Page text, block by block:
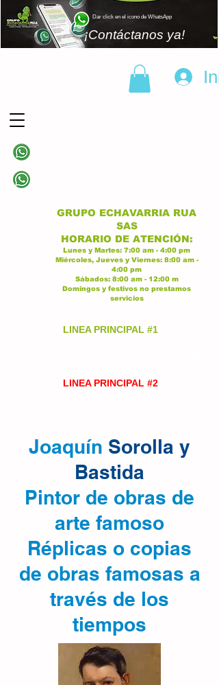
Dar click en el icono de WhatsApp
¡Contáctanos ya!
GRUPO ECHAVARRIA RUA
SAS
HORARIO DE ATENCIÓN:
Lunes y Martes: 7:00 am - 4:00 pm
Miércoles, Jueves y Viernes: 8:00 am -
4:00 pm
Sábados: 8:00 am - 12:00 m
Domingos y festivos no prestamos
servicios
LINEA PRINCIPAL #1
LINEA PRINCIPAL #2
Joaquín Sorolla y
Bastida
Pintor de obras de
arte famoso
Réplicas o copias
de obras famosas a
través de los
tiempos